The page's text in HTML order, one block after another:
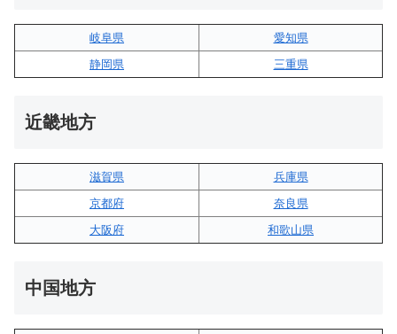
岐阜県
愛知県
静岡県
三重県
近畿地方
滋賀県
兵庫県
京都府
奈良県
大阪府
和歌山県
中国地方